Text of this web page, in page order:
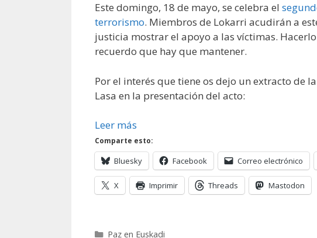
Este domingo, 18 de mayo, se celebra el
terrorismo. Miembros de Lokarri acudirán a
justicia mostrar el apoyo a las víctimas.
recuerdo que hay que mantener.
Por el interés que tiene os dejo un extracto de
Lasa en la presentación del acto:
Leer más
Comparte esto:
Bluesky Facebook Correo electrónico
X Imprimir Threads Mastodon
Categorías
Paz en Euskadi